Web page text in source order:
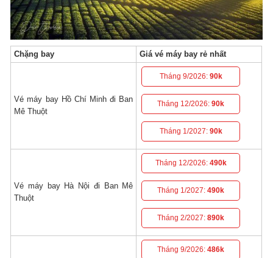
Chặng bay Giá vé máy bay rẻ nhất
Vé máy bay Hồ Chí Minh đi Ban
Mê Thuột
Tháng 9/2026: 90k
Tháng 12/2026:90k
Tháng 1/2027: 90k
Vé máy bay Hà Nội đi Ban Mê
Thuột
Tháng 12/2026: 490k
Tháng 1/2027:490k
Tháng 2/2027:890k
Tháng 9/2026:486k